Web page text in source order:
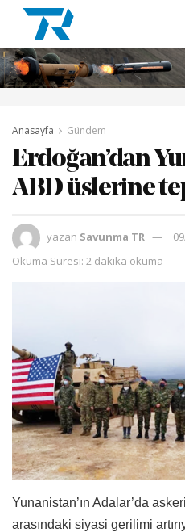
Anasayfa Gündem
Erdoğan’dan
ABD üslerine
yazan Savunma TR
Okuma Süresi: 2 dakika okuma
Yunanistan’ın Adalar’da
arasındaki siyasi gerilimi